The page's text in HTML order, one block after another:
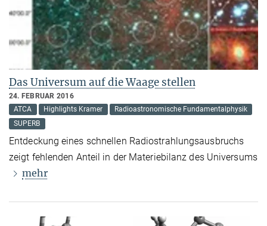
Das Universum auf die Waage stellen
24. FEBRUAR 2016
ATCA
Highlights Kramer
Radioastronomische Fundamentalphysik
SUPERB
Entdeckung eines schnellen Radiostrahlungsausbruchs
zeigt fehlenden Anteil in der Materiebilanz des Universums
mehr